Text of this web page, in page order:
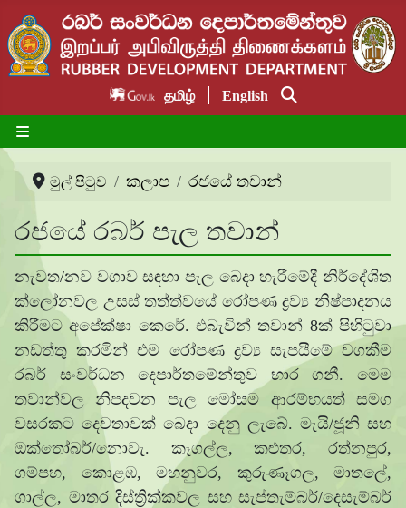
தமிழ் English
මුල් පිටුව කලාප රජයේ තවාන්
රජයේ රබර් පැල තවාන්
නැවත/නව වගාව සඳහා පැල බෙදා හැරීමේදී නිර්දේශිත
ක්ලෝනවල උසස් තත්ත්වයේ රෝපණ ද්‍රව්‍ය නිෂ්පාදනය
කිරීමට අපේක්ෂා කෙරේ. එබැවින් තවාන් 8ක් පිහිටුවා
නඩත්තු කරමින් එම රෝපණ ද්‍රව්‍ය සැපයීමේ වගකීම
රබර් සංවර්ධන දෙපාර්තමේන්තුව භාර ගනී. මෙම
තවාන්වල නිපදවන පැල මෝසම ආරම්භයත් සමග
වසරකට දෙවතාවක් බෙදා දෙනු ලැබේ. මැයි/ජූනි සහ
ඔක්තෝබර්/නොවැ. කෑගල්ල, කළුතර, රත්නපුර,
ගම්පහ, කොළඹ, මහනුවර, කුරුණෑගල, මාතලේ,
ගාල්ල, මාතර දිස්ත්‍රික්කවල සහ සැප්තැම්බර්/දෙසැම්බර්